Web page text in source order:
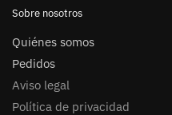
Sobre nosotros
Quiénes somos
Pedidos
Aviso legal
Política de privacidad